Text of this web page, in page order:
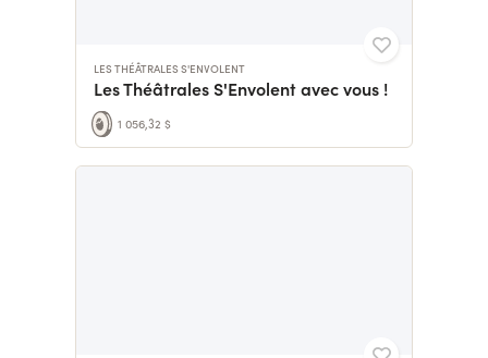
LES THÉÂTRALES S'ENVOLENT
Les Théâtrales S'Envolent avec vous !
1 056,32 $